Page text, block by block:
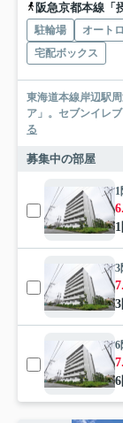
阪急京都本線「
駐輪場 オート
宅配ボックス
東海道本線岸辺駅
ア」。セブンイレ
る
募集中の部屋
3
6